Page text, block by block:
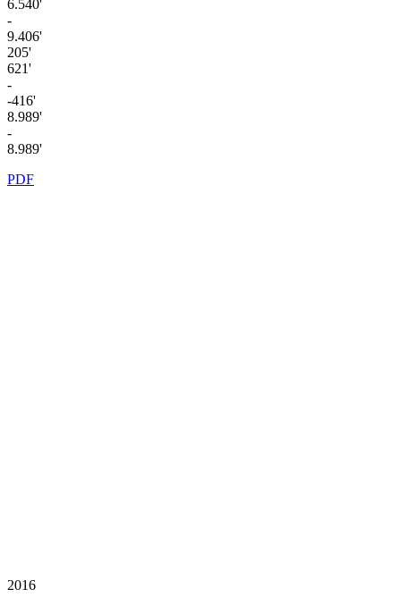
6.540'
-
9.406'
205'
621'
-
-416'
8.989'
-
8.989'
PDF
2016